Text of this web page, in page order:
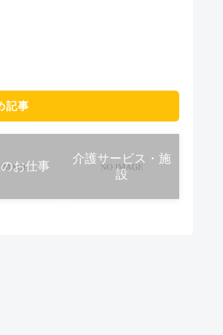
記事
お仕事
介護サービス・施
設